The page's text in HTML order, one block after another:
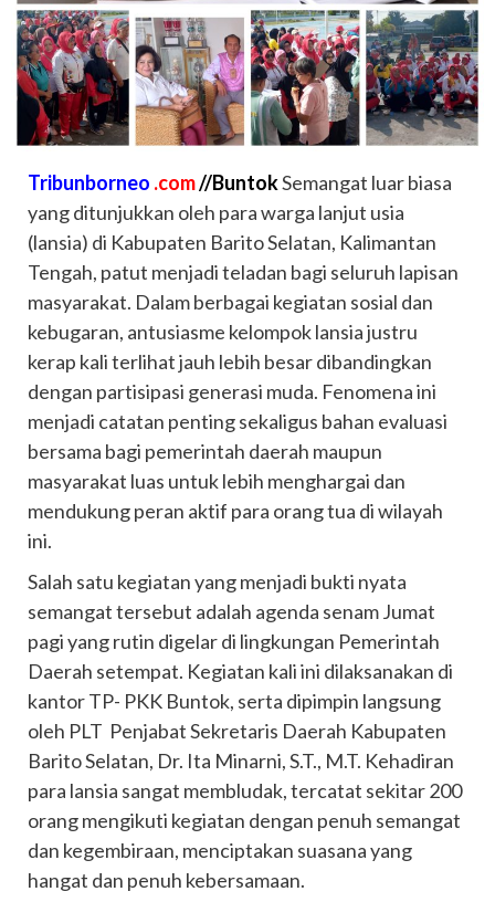
Tribunborneo .com//BuntokSemangat luar biasa
yang ditunjukkan oleh para warga lanjut usia
(lansia) di Kabupaten Barito Selatan, Kalimantan
Tengah, patut menjadi teladan bagi seluruh lapisan
masyarakat. Dalam berbagai kegiatan sosial dan
kebugaran, antusiasme kelompok lansia justru
kerap kali terlihat jauh lebih besar dibandingkan
dengan partisipasi generasi muda. Fenomena ini
menjadi catatan penting sekaligus bahan evaluasi
bersama bagi pemerintah daerah maupun
masyarakat luas untuk lebih menghargai dan
mendukung peran aktif para orang tua di wilayah
ini.
Salah satu kegiatan yang menjadi bukti nyata
semangat tersebut adalah agenda senam Jumat
pagi yang rutin digelar di lingkungan Pemerintah
Daerah setempat. Kegiatan kali ini dilaksanakan di
kantor TP- PKK Buntok, serta dipimpin langsung
oleh PLT Penjabat Sekretaris Daerah Kabupaten
Barito Selatan, Dr. Ita Minarni, S.T., M.T. Kehadiran
para lansia sangat membludak, tercatat sekitar 200
orang mengikuti kegiatan dengan penuh semangat
dan kegembiraan, menciptakan suasana yang
hangat dan penuh kebersamaan.